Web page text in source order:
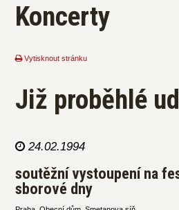
Koncerty
Vytisknout stránku
Již proběhlé
24.02.1994
soutěžní vystoupení na
sborové dny